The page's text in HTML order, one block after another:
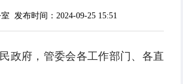
发布时间：2024-09-25 15:51
政府，管委会各工作部门、各直